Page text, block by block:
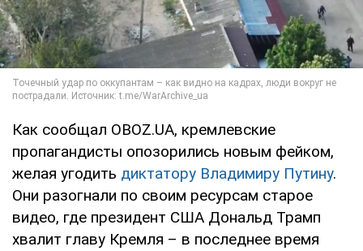
Как сообщал OBOZ.UA, кремлевские
пропагандисты опозорились новым фейком,
желая угодить диктатору Владимиру Путину.
Они разогнали по своим ресурсам старое
видео, где президент США Дональд Трамп
хвалит главу Кремля – в последнее время